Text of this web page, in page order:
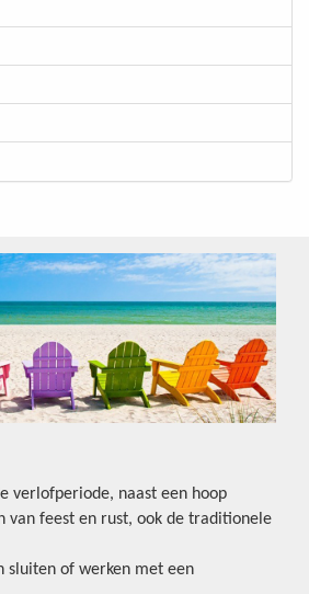
verlofperiode, naast een hoop
van feest en rust, ook de traditionele
sluiten of werken met een